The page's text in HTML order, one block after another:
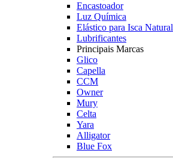
Encastoador
Luz Química
Elástico para Isca Natural
Lubrificantes
Principais Marcas
Glico
Capella
CCM
Owner
Mury
Celta
Yara
Alligator
Blue Fox